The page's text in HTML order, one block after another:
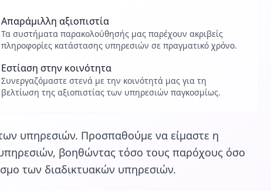
Απαράμιλλη αξιοπιστία
Τα συστήματα παρακολούθησής μας παρέχουν ακριβείς
πληροφορίες κατάστασης υπηρεσιών σε πραγματικό χρόνο.
Εστίαση στην κοινότητα
Συνεργαζόμαστε στενά με την κοινότητά μας για τη
βελτίωση της αξιοπιστίας των υπηρεσιών παγκοσμίως.
υπηρεσιών. Προσπαθούμε να είμαστε η
βοηθώντας τόσο τους παρόχους όσο
των διαδικτυακών υπηρεσιών.